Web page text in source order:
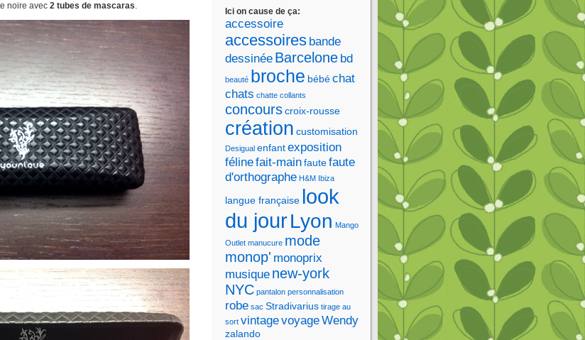
noire avec 2 tubes de mascaras.
Ici on cause de ça:
accessoire
accessoires bande
dessinée Barcelone bd
beauté broche bébéchat
chats chatte collants
concourscroix-rousse
création customisation
Desigual enfantexposition
félinefait-mainfautefaute
d'orthographe H&M Ibiza
langue française look
du jourLyon Mango
Outlet manucure mode
monop' monoprix
musique new-york
NYC pantalon personnalisation
robe sac Stradivarius tirage au
sort vintagevoyageWendy
zalando